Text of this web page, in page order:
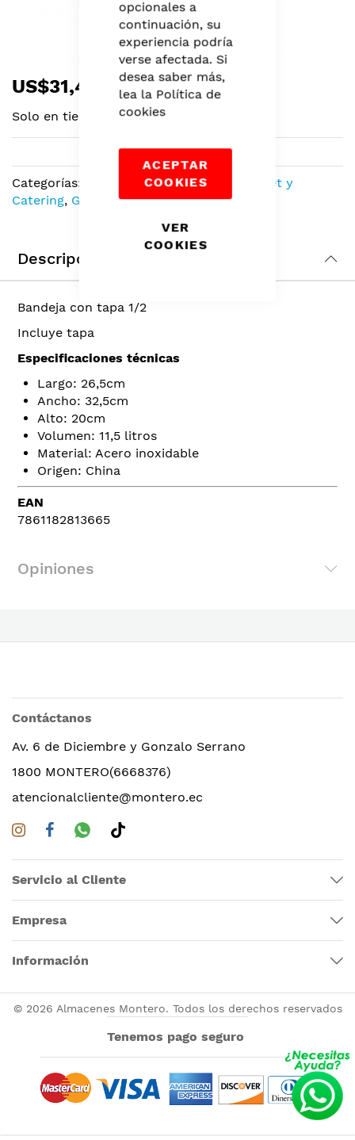
opcionales a
continuación, su
experiencia podría
verse afectada. Si
desea saber más,
lea la Política de
cookies
ACEPTAR
COOKIES
VER
COOKIES
to
beginning
of
gallery
US$31,43
Solo en tiendas
Categorías: Calentadores de Comida
Buffet y
Catering, Gastronomía
Descripción
Bandeja con tapa 1/2
Incluye tapa
Especificaciones técnicas
Largo: 26,5cm
Ancho: 32,5cm
Alto: 20cm
Volumen: 11,5 litros
Material: Acero inoxidable
Origen: China
EAN
7861182813665
Opiniones
Contáctanos
Av. 6 de Diciembre y Gonzalo Serrano
1800 MONTERO(6668376)
atencionalcliente@montero.ec
Servicio al Cliente
Empresa
Información
© 2026 Almacenes Montero. Todos los derechos reservados
Tenemos pago seguro